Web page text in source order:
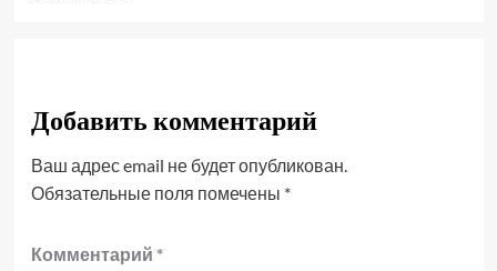
Добавить комментарий
Ваш адрес email не будет опубликован.
Обязательные поля помечены *
Комментарий *